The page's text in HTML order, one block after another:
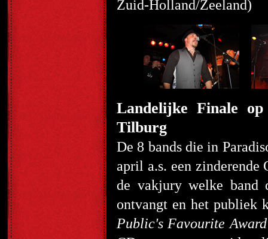
Zuid-Holland/Zeeland)
Landelijke Finale
Tilburg
De 8 bands die in
april a.s. een
de vakjury welke
ontvangt en het publiek
Public's Favourite